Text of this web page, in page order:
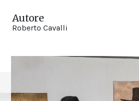
Autore
Roberto Cavalli